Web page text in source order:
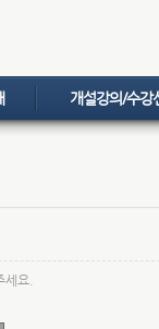
개설강의/수강
요.